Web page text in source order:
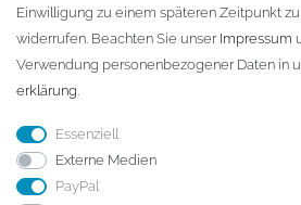
info@dach-teufel.de
Einwilligung zu einem späteren Zeitpunkt
widerrufen. Beachten Sie unser Impressum
Verwendung personenbezogener Daten in
erklärung.
Essenziell
Externe Medien
PayPal